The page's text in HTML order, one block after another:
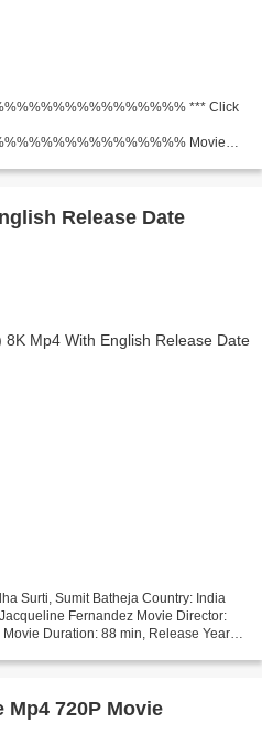
*** Click
Movie
Maddie Hasson, George...
Release Date
Surti, Sumit Batheja Country: India
Fernandez Movie Director:
Duration: 88 min, Release Year:
Mp4 720P Movie